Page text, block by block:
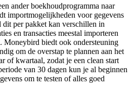
ander boekhoudprogramma naar
importmogelijkheden voor gegevens
dit per pakket kan verschillen in
en transacties meestal importeren
Moneybird biedt ook ondersteuning
om de overstap te plannen aan het
of kwartaal, zodat je een clean start
van 30 dagen kun je al beginnen
om te testen of alles goed